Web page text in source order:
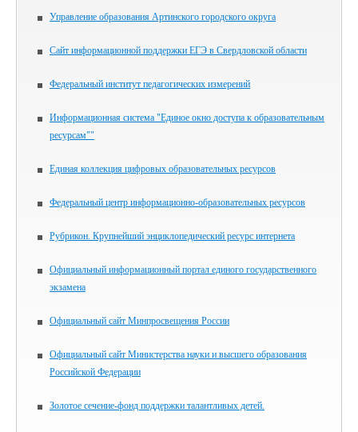
Управление образования Артинского городского округа
Сайт информационной поддержки ЕГЭ в Свердловской области
Федеральный институт педагогических измерений
Информационная система "Единое окно доступа к образовательным
ресурсам""
Единая коллекция цифровых образовательных ресурсов
Федеральный центр информационно-образовательных ресурсов
Рубрикон. Крупнейший энциклопедический ресурс интернета
Официальный информационный портал единого государственного
экзамена
Официальный сайт Минпросвещения России
Официальный сайт Министерства науки и высшего образования
Российской Федерации
Золотое сечение-фонд поддержки талантливых детей.